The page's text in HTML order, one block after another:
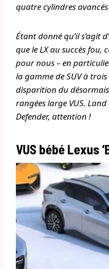
quatre cylindres
Étant donné qu’il s’agit
que le LX au succès fou,
pour nous – en
la gamme de SUV à
disparition du
rangées large VUS.
Defender, attention !
VUS bébé Lexus